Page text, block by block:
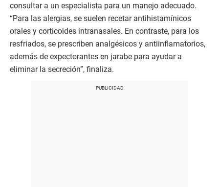
consultar a un especialista para un manejo adecuado.
“Para las alergias, se suelen recetar antihistamínicos
orales y corticoides intranasales. En contraste, para los
resfriados, se prescriben analgésicos y antiinflamatorios,
además de expectorantes en jarabe para ayudar a
eliminar la secreción”, finaliza.